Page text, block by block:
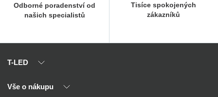
Odborné poradenství od
našich specialistů
Tisíce spokojených
zákazníků
T-LED
O nás
Vše o nákupu